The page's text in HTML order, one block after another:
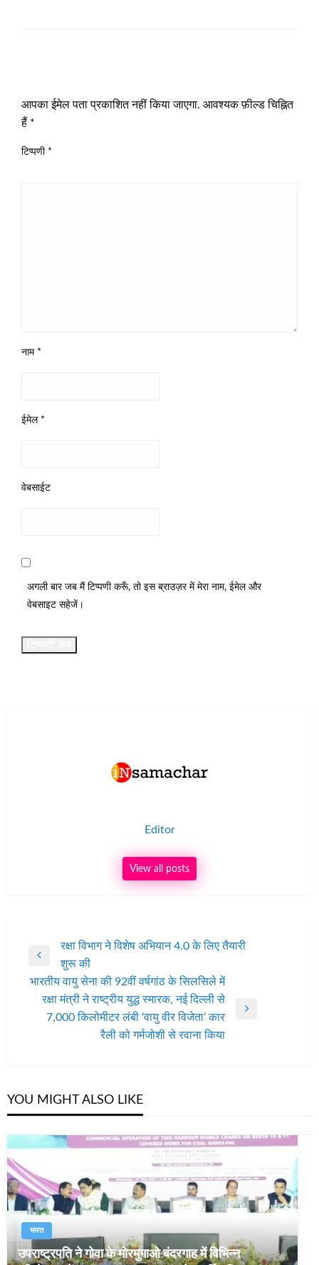
आपका ईमेल पता प्रकाशित नहीं किया जाएगा. आवश्यक फ़ील्ड चिह्नित
हैं *
टिप्पणी *
नाम *
ईमेल *
वेबसाईट
अगली बार जब मैं टिप्पणी करूँ, तो इस ब्राउज़र में मेरा नाम, ईमेल और
वेबसाइट सहेजें।
Editor
View all posts
नेविगेशन
Previous
Post
रक्षा विभाग ने विशेष अभियान 4.0 के लिए तैयारी
शुरू की
Next
भारतीय वायु सेना की 92वीं वर्षगांठ के सिलसिले में
रक्षा मंत्री ने राष्ट्रीय युद्ध स्मारक, नई दिल्ली से
7,000 किलोमीटर लंबी ‘वायु वीर विजेता’ कार
रैली को गर्मजोशी से रवाना किया
YOU MIGHT ALSO LIKE
भारत
उपराष्ट्रपति ने गोवा के मोरमुगाओ बंदरगाह में विभिन्न